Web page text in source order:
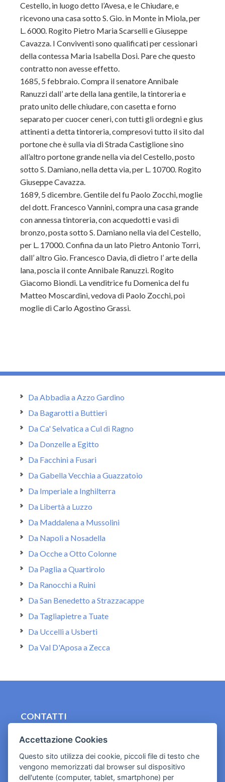
Cestello, in luogo detto l’Avesa, e le Chiudare, e
ricevono una casa sotto S. Gio. in Monte in Miola, per
L. 6000. Rogito Pietro Maria Scarselli e Giuseppe
Cavazza. I Conviventi sono qualificati per cessionari
della contessa Maria Isabella Dosi. Pare che questo
contratto non avesse effetto.
1685, 5 febbraio. Compra il senatore Annibale
Ranuzzi dall’ arte della lana gentile, la tintoreria e
prato unito delle chiudare, con casetta e forno
separato per cuocer ceneri, con tutti gli ordegni e gius
attinenti a detta tintoreria, compresovi tutto il sito dal
portone che è sulla via di Strada Castiglione sino
all’altro portone grande nellavia del Cestello, posto
sotto S. Damiano, nella detta via, per L. 10700. Rogito
Giuseppe Cavazza.
1689, 5 dicembre. Gentile del fu Paolo Zocchi, moglie
del dott. Francesco Vannini, compra una casa grande
con annessa tintoreria, con acquedotti e vasi di
bronzo, posta sotto S. Damiano nella via del Cestello,
per L. 17000. Confina da un lato Pietro Antonio Torri,
dall’ altro Gio. Francesco Davia, di dietro l’ arte della
lana, poscia il conte Annibale Ranuzzi. Rogito
Giacomo Biondi. La venditrice fu Domenica del fu
Matteo Moscardini, vedova di Paolo Zocchi, poi
moglie di Carlo Agostino Grassi.
Da Abbadia a Azzo Gardino
Da Bagarotti a Buttieri
Da Ca' Selvatica a Cul di Ragno
Da Donzelle a Egitto
Da Facchini a Fusari
Da Gabella Vecchia a Guazzatoio
Da Imperiale a Inghilterra
Da Libertà a Luzzo
Da Maddalena a Mussolini
Da Napoli a Nosadella
Da Ocche a Otto Colonne
Da Paglia a Quartirolo
Da Ranocchi a Ruini
Da San Benedetto a Strazzacappe
Da Tagliapietre a Tuate
Da Uccelli a Usberti
Da Val D'Aposa a Zecca
CONTATTI
Cookies e informativa privacy
Accettazione Cookies
Questo sito utilizza dei cookie, piccoli file di testo che
vengono memorizzati dal browser sul dispositivo
dell'utente (computer, tablet, smartphone) per